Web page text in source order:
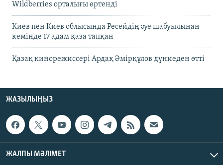
Wildberries орталығы өртенді
Киев пен Киев облысында Ресейдің әуе шабуылынан
кемінде 17 адам қаза тапқан
Қазақ кинорежиссері Ардақ Әмірқұлов дүниеден өтті
ЖАЗЫЛЫҢЫЗ
ЖАЛПЫ МӘЛІМЕТ